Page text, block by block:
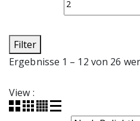
Filter
Ergebnisse 1 – 12 von 26
View :